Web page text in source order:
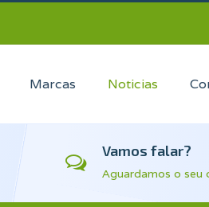
Marcas Noticias
Vamos falar?
Aguardamos o seu